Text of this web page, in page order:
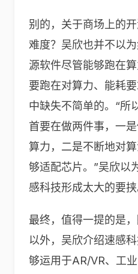
别的，关于商场上的
难度？吴欣也并不以
源软件尽管能够跑在
要跑在对算力、能耗
中缺失不简单的。“所
首要在做两件事，一
算力，二是不断地对
够适配芯片。”吴欣以
感科技形成太大的要挟
最终，值得一提的是
以外，吴欣介绍速感
够运用于AR/VR、工